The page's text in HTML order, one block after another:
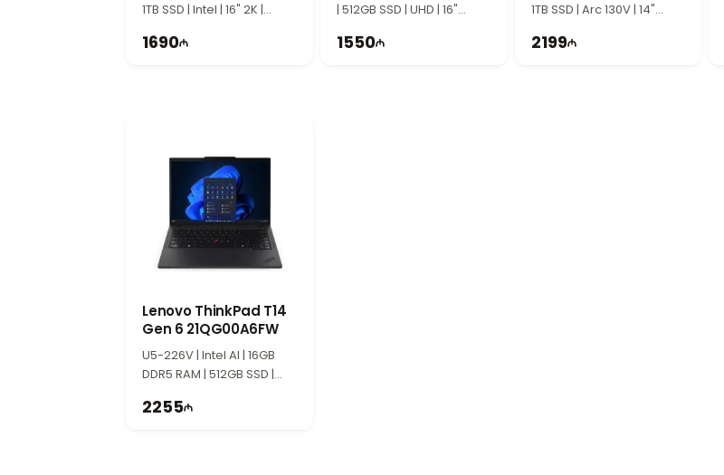
səfərlərdə rahat istifadə etmək mümkündür.
1TB SSD | Intel | 16" 2K |
1690
| 512GB SSD | UHD | 16"
1550
1TB SSD | Arc 130V | 14"
2199
Lenovo ThinkPad T14
Gen 6 21QG00A6FW
U5-226V | Intel AI | 16GB
DDR5 RAM | 512GB SSD |
2255